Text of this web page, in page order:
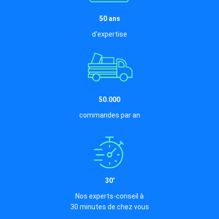
50 ans
d'expertise
50.000
commandes par an
30'
Nos experts-conseil à
30 minutes de chez vous